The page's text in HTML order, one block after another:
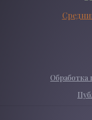
Обработка